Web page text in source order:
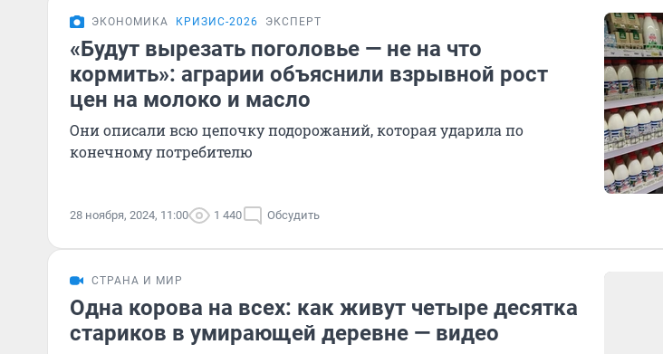
ЭКОНОМИКА КРИЗИС-2026 ЭКСПЕРТ
«Будут вырезать поголовье — не на что
кормить»: аграрии объяснили взрывной рост
цен на молоко и масло
Они описали всю цепочку подорожаний, которая ударила по
конечному потребителю
28 ноября, 2024, 11:00 1 440 Обсудить
СТРАНА И МИР
Одна корова на всех: как живут четыре десятка
стариков в умирающей деревне — видео